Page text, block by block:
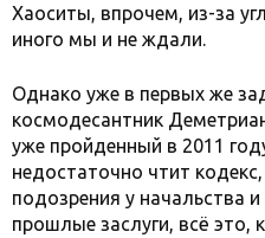
Хаоситы, впрочем, из-за
иного мы и не ждали.
Однако уже в первых же
космодесантник
уже пройденный в 2011
недостаточно чтит
подозрения у начальства
прошлые заслуги, всё это,